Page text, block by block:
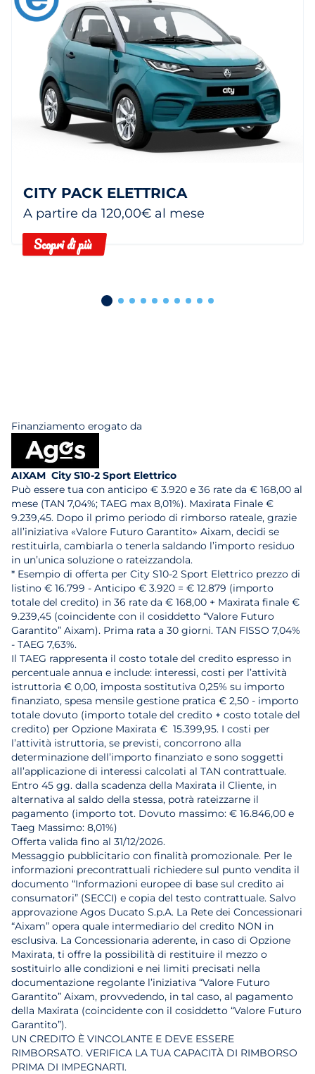
CITY PACK ELETTRICA
A partire da 120,00€ al mese
Scopri di più
Finanziamento erogato da
AIXAM City S10-2 Sport Elettrico
Può essere tua con anticipo € 3.920 e 36 rate da € 168,00 al
mese (TAN 7,04%; TAEG max 8,01%). Maxirata Finale €
9.239,45. Dopo il primo periodo di rimborso rateale, grazie
all’iniziativa «Valore Futuro Garantito» Aixam, decidi se
restituirla, cambiarla o tenerla saldando l’importo residuo
in un’unica soluzione o rateizzandola.
* Esempio di offerta per City S10-2 Sport Elettrico prezzo di
listino € 16.799 - Anticipo € 3.920 = € 12.879 (importo
totale del credito) in 36 rate da € 168,00 + Maxirata finale €
9.239,45 (coincidente con il cosiddetto “Valore Futuro
Garantito” Aixam). Prima rata a 30 giorni. TAN FISSO 7,04%
- TAEG 7,63%.
Il TAEG rappresenta il costo totale del credito espresso in
percentuale annua e include: interessi, costi per l’attività
istruttoria € 0,00, imposta sostitutiva 0,25% su importo
finanziato, spesa mensile gestione pratica € 2,50 - importo
totale dovuto (importo totale del credito + costo totale del
credito) per Opzione Maxirata € 15.399,95. I costi per
l’attività istruttoria, se previsti, concorrono alla
determinazione dell’importo finanziato e sono soggetti
all’applicazione di interessi calcolati al TAN contrattuale.
Entro 45 gg. dalla scadenza della Maxirata il Cliente, in
alternativa al saldo della stessa, potrà rateizzarne il
pagamento (importo tot. Dovuto massimo: € 16.846,00 e
Taeg Massimo: 8,01%)
Offerta valida fino al 31/12/2026.
Messaggio pubblicitario con finalità promozionale. Per le
informazioni precontrattuali richiedere sul punto vendita il
documento “Informazioni europee di base sul credito ai
consumatori” (SECCI) e copia del testo contrattuale. Salvo
approvazione Agos Ducato S.p.A. La Rete dei Concessionari
“Aixam” opera quale intermediario del credito NON in
esclusiva. La Concessionaria aderente, in caso di Opzione
Maxirata, ti offre la possibilità di restituire il mezzo o
sostituirlo alle condizioni e nei limiti precisati nella
documentazione regolante l’iniziativa “Valore Futuro
Garantito” Aixam, provvedendo, in tal caso, al pagamento
della Maxirata (coincidente con il cosiddetto “Valore Futuro
Garantito”).
UN CREDITO È VINCOLANTE E DEVE ESSERE
RIMBORSATO. VERIFICA LA TUA CAPACITÀ DI RIMBORSO
PRIMA DI IMPEGNARTI.